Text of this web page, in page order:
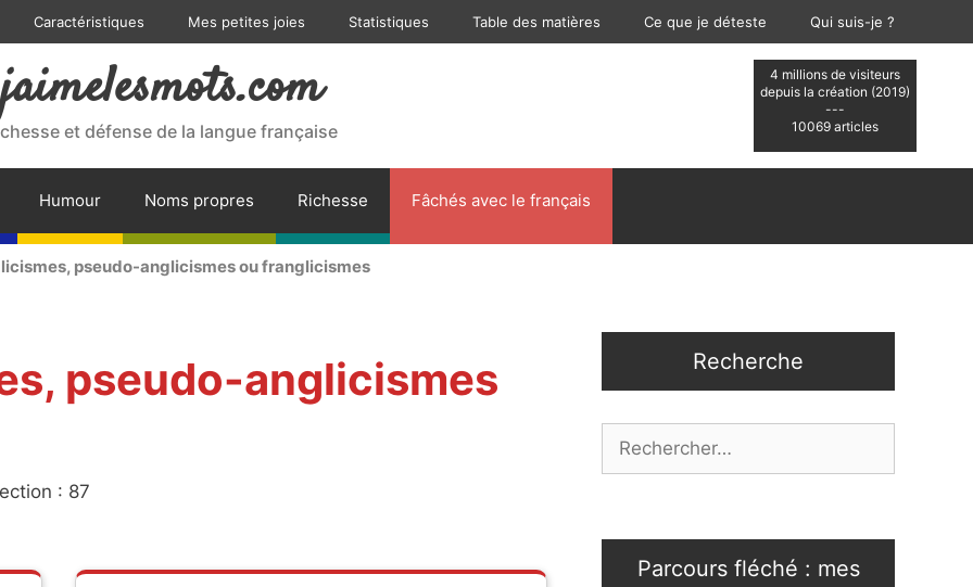
Caractéristiques Mes petites joies Statistiques Table des matières Ce que je déteste Qui suis-je ?
4 millions de visiteurs
depuis la création (2019)
---
10069 articles
jaimelesmots.com
et défense de la langue française
Humour Noms propres Richesse Fâchés avec le français
pseudo-anglicismes ou franglicismes
pseudo-anglicismes
: 87
Recherche
Parcours fléché : mes